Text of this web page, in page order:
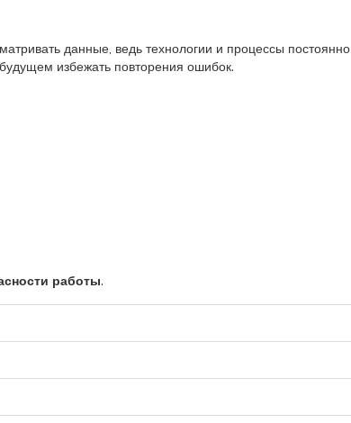
данные, ведь технологии и процессы постоянно
избежать повторения ошибок.
работы.